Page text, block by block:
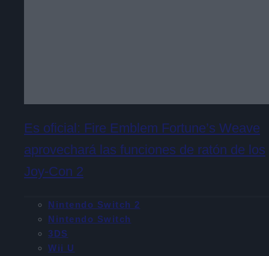
Es oficial: Fire Emblem Fortune’s Weave
aprovechará las funciones de ratón de los
Joy-Con 2
Nintendo Switch 2
Nintendo Switch
3DS
Wii U